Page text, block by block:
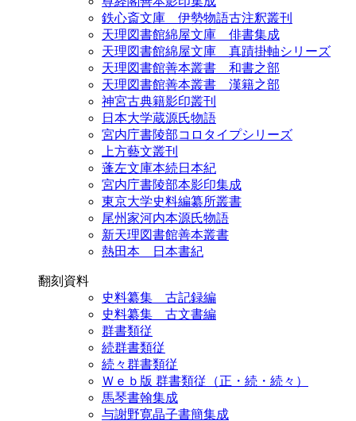
鉄心斎文庫 伊勢物語古注釈叢刊
天理図書館綿屋文庫 俳書集成
天理図書館綿屋文庫 真蹟掛軸シリーズ
天理図書館善本叢書 和書之部
天理図書館善本叢書 漢籍之部
神宮古典籍影印叢刊
日本大学蔵源氏物語
宮内庁書陵部コロタイプシリーズ
上方藝文叢刊
蓬左文庫本続日本紀
宮内庁書陵部本影印集成
東京大学史料編纂所叢書
尾州家河内本源氏物語
新天理図書館善本叢書
熱田本 日本書紀
翻刻資料
史料纂集 古記録編
史料纂集 古文書編
群書類従
続群書類従
続々群書類従
Ｗｅｂ版 群書類従（正・続・続々）
馬琴書翰集成
与謝野寛晶子書簡集成